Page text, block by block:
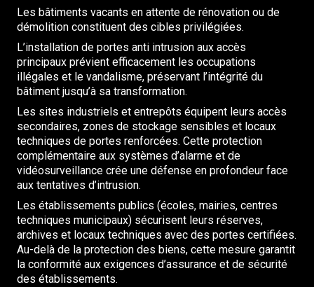
Les bâtiments vacants en attente de rénovation ou de
démolition constituent des cibles privilégiées.
L’installation de portes anti intrusion aux accès
principaux prévient efficacement les occupations
illégales et le vandalisme, préservant l’intégrité du
bâtiment jusqu’à sa transformation.
Les sites industriels et entrepôts équipent leurs accès
secondaires, zones de stockage sensibles et locaux
techniques de portes renforcées. Cette protection
complémentaire aux systèmes d’alarme et de
vidéosurveillance crée une défense en profondeur face
aux tentatives d’intrusion.
Les établissements publics (écoles, mairies, centres
techniques municipaux) sécurisent leurs réserves,
archives et locaux techniques avec des portes certifiées.
Au-delà de la protection des biens, cette mesure garantit
la conformité aux exigences d’assurance et de sécurité
des établissements.